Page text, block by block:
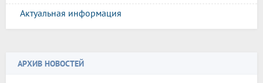
Актуальная информация
АРХИВ НОВОСТЕЙ